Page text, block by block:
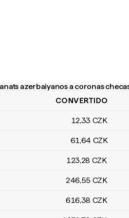
azerbaiyanos a coronas
azerbaiyanos a coronas checas
CONVERTIDO
12,33 CZK
61,64 CZK
123,28 CZK
246,55 CZK
616,38 CZK